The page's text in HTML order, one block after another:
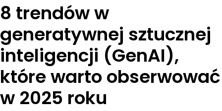
8 trendów w
generatywnej sztucznej
inteligencji (GenAI),
które warto obserwować
w 2025 roku